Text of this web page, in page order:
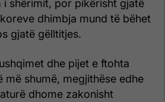
i shërimit, por pikërisht gjatë
dhimbja mund të bëhet
gjatë gëlltitjes.
dhe pijet e ftohta
më shumë, megjithëse edhe
dhome zakonisht